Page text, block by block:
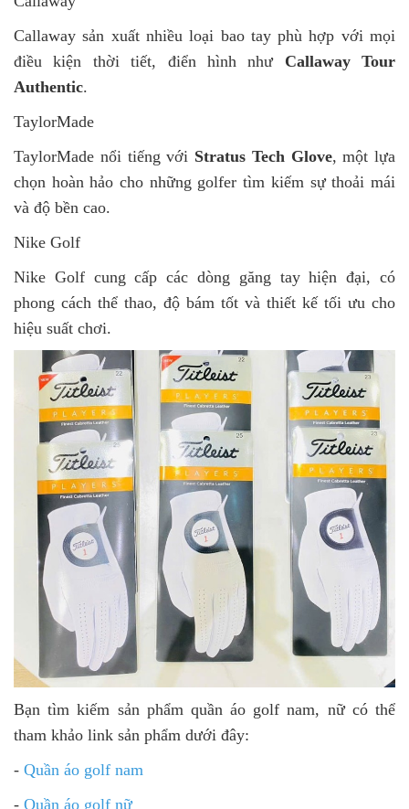
Callaway sản xuất nhiều loại bao tay phù hợp với mọi
điều kiện thời tiết, điển hình như Callaway Tour
Authentic.
TaylorMade
TaylorMade nổi tiếng với Stratus Tech Glove, một lựa
chọn hoàn hảo cho những golfer tìm kiếm sự thoải mái
và độ bền cao.
Nike Golf
Nike Golf cung cấp các dòng găng tay hiện đại, có
phong cách thể thao, độ bám tốt và thiết kế tối ưu cho
hiệu suất chơi.
Bạn tìm kiếm sản phẩm quần áo golf nam, nữ có thể
tham khảo link sản phẩm dưới đây:
- Quần áo golf nam
- Quần áo golf nữ